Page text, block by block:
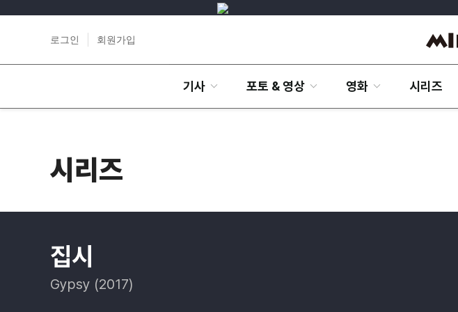
로그인 회원가입
기사 포토 & 영상 영화 시리즈
시리즈
집시
Gypsy (2017)